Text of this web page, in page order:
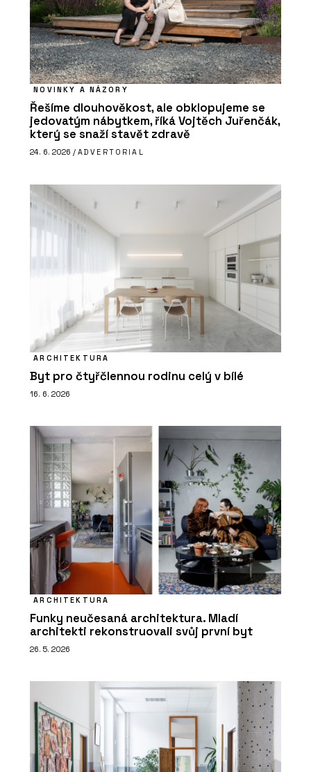
NOVINKY A NÁZORY
Řešíme dlouhověkost, ale obklopujeme se
jedovatým nábytkem, říká Vojtěch Juřenčák,
který se snaží stavět zdravě
24. 6. 2026 / ADVERTORIAL
ARCHITEKTURA
Byt pro čtyřčlennou rodinu celý v bílé
16. 6. 2026
ARCHITEKTURA
Funky neučesaná architektura. Mladí
architekti rekonstruovali svůj první byt
26. 5. 2026